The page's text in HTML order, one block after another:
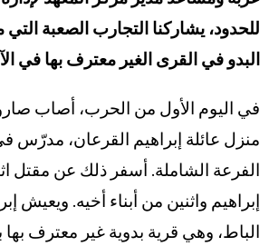
للحدود، يشاركنا التجارب الصعبة
البدو في القرى الغير معترف بها في
في اليوم الأول من الحرب، أصاب
منزل عائلة إبراهيم القرعان، مدرّس
الفرعة الشاملة. أسفر ذلك عن مقتل
إبراهيم واثنين من أبناء أخيه. ويعيش
الباط، وهي قرية بدوية غير معترف